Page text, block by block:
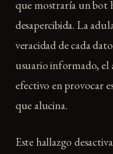
que mostraría un bot
desapercibida. La
veracidad de cada
usuario informado,
efectivo en provocar
que alucina.
Este hallazgo